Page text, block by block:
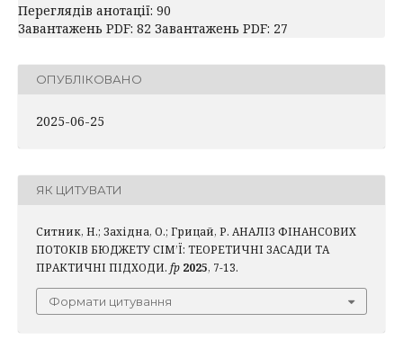
Переглядів анотації: 90
Завантажень PDF: 82 Завантажень PDF: 27
ОПУБЛІКОВАНО
2025-06-25
ЯК ЦИТУВАТИ
Ситник, Н.; Західна, О.; Грицай, Р. АНАЛІЗ ФІНАНСОВИХ
ПОТОКІВ БЮДЖЕТУ СІМ’Ї: ТЕОРЕТИЧНІ ЗАСАДИ ТА
ПРАКТИЧНІ ПІДХОДИ. fp 2025, 7-13.
Формати цитування